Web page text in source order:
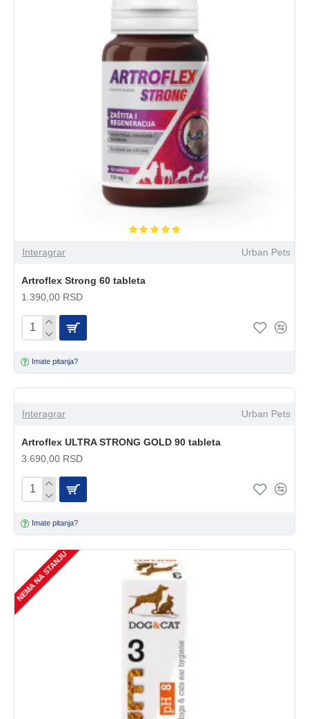
Interagrar Urban Pets
Artroflex Strong 60 tableta
1.390,00 RSD
Imate pitanja?
Interagrar Urban Pets
Artroflex ULTRA STRONG GOLD 90 tableta
3.690,00 RSD
Imate pitanja?
NEMA NA STANJU